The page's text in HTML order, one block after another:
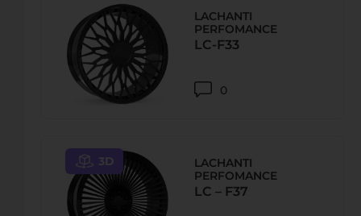
LACHANTI
PERFOMANCE
LC-F33
0
3D
LACHANTI
PERFOMANCE
LC – F37